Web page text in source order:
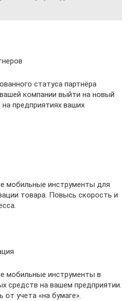
статуса партнёра
компании выйти на новый
предприятиях ваших
мобильные инструменты для
товара. Повысь скорость и
мобильные инструменты в
средств на вашем предприятии.
учета «на бумаге».